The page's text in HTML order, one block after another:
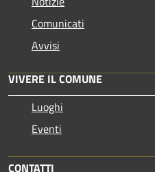
Comunicati
Avvisi
VIVERE IL COMUNE
Luoghi
Eventi
CONTATTI